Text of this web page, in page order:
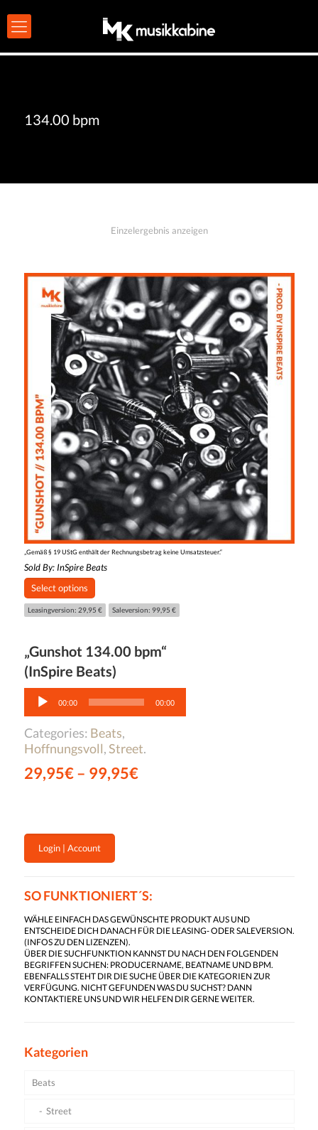
134.00 bpm
Einzelergebnis anzeigen
„Gemäß § 19 UStG enthält der Rechnungsbetrag keine Umsatzsteuer.“
Sold By: InSpire Beats
Select options
Leasingversion: 29,95 € Saleversion: 99,95 €
„Gunshot 134.00 bpm“
(InSpire Beats)
Audio-
Player
00:00 00:00
Categories: Beats,
Hoffnungsvoll,Street.
29,95€– 99,95€
Login | Account
SO FUNKTIONIERT´S:
WÄHLE EINFACH DAS GEWÜNSCHTE PRODUKT AUS UND
ENTSCHEIDE DICH DANACH FÜR DIE LEASING- ODER SALEVERSION.
(INFOS ZU DEN LIZENZEN).
ÜBER DIE SUCHFUNKTION KANNST DU NACH DEN FOLGENDEN
BEGRIFFEN SUCHEN: PRODUCERNAME, BEATNAME UND BPM.
EBENFALLS STEHT DIR DIE SUCHE ÜBER DIE KATEGORIEN ZUR
VERFÜGUNG. NICHT GEFUNDEN WAS DU SUCHST? DANN
KONTAKTIERE UNS UND WIR HELFEN DIR GERNE WEITER.
Kategorien
Beats
Street